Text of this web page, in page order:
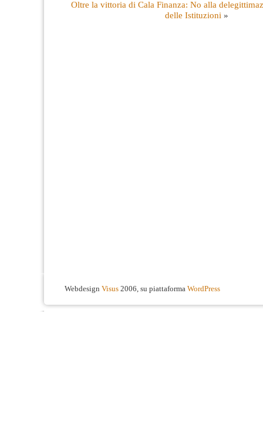
Oltre la vittoria di Cala Finanza: No alla
delle Istituzioni »
Webdesign Visus 2006, su piattaforma WordPress